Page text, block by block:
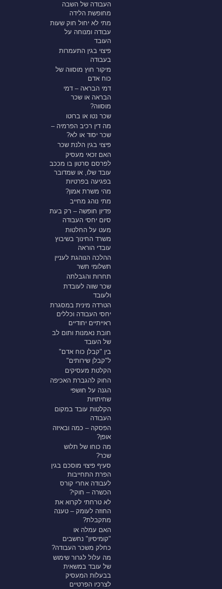
העבודה של השבה
מחופשת הלידה
מתי לא יחול חוק שעות
עבודה ומנוחה על
העובד
פיצוי בגין התעמרות
בעבודה
מיקור חוץ מוסווה של
כוח אדם
דמי הבראה – דמי
הבראה או שכר
מוסווה?
שכר נטו או ברוטו
מה דין רכיב הפרמיה –
שכר יסוד או לא?
פיצוי בגין הלנת שכר
האם זכאי מעסיק
לפרסם סרטון בו מככב
עובד שלו, או שמדובר
בפגיעה בפרטיות
מהי משרת אמון?
מתי נוהג מחייב
פדיון חופשה – רק בעת
סיום יחסי העבודה
מעט על החלטות
משרד החינוך בשיבוץ
עובדי הוראה
ההלכה הנוהגת לעניין
תשלומי תשר
תחרות והגבלתה
שכר שווה לעובדת
ולעובד
הטרדה מינית במסגרת
יחסי העבודה וכללים
ראייתיים יחודיים
חובת נאמנות ותום לב
של העובד
בין "קבלן כוח אדם"
ל"קבלן שירותים"
הקלטת מעסיקים
החוק להגברת האכיפה
הגנה על חושפי
שחיתויות
הקלטות עובד במקום
העבודה
הפסקה – כמה ובאיזה
אופן?
מה כוחו של תלוש
שכר?
סעיף פיצוי מוסכם בגין
הפרת התחייבות
לעבודה אחרי קורס
הכשרה – חוקי?
לא טרחתי לקרוא את
החוזה לעומק – טענה
מתקבלת?
האם עמלה או
"קומיסיון" נחשבים
כחלק משכר העבודה?
מה עלול לגרור שימוש
של עובד במשאית
בבעלות המעסיק
לצרכיו הפרטיים